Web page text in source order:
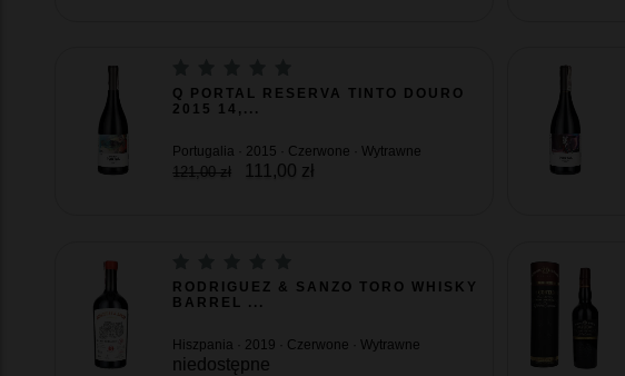
Q PORTAL RESERVA TINTO DOURO
2015 14,...
Portugalia · 2015 · Czerwone · Wytrawne
121,00 zł 111,00 zł
RODRIGUEZ & SANZO TORO WHISKY
BARREL ...
Hiszpania · 2019 · Czerwone · Wytrawne
niedostępne